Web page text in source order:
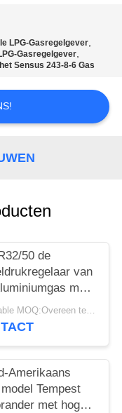
LPG-Gasregelgever,
Gasregelgever,
Sensus 243-8-6 Gas
50 de
van
met
in Filter Italië
Gemaakte
negotiable MOQ:Overeen te komen
Amerikaans
Tempest
met hoge